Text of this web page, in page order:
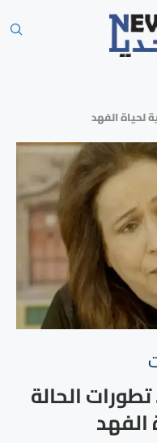
لحياة الفهد
الحالة
الفهد